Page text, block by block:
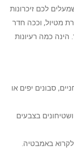
לכם זיכרונות
מטיול, וככה חדר
הינה כמה רעיונות
סבונים יפים או
ושטיחונים בצבעים
באמבטיה.